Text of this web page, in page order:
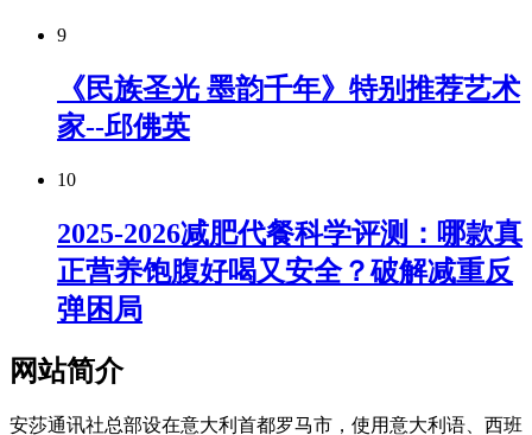
9
《民族圣光 墨韵千年》特别推荐艺术
家--邱佛英
10
2025-2026减肥代餐科学评测：哪款真
正营养饱腹好喝又安全？破解减重反
弹困局
网站简介
安莎通讯社总部设在意大利首都罗马市，使用意大利语、西班